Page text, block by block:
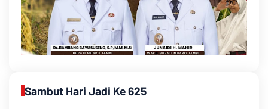
Sambut Hari Jadi Ke 625